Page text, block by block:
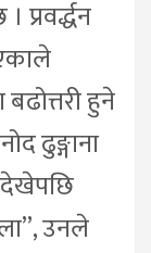
हुने
ढुङ्गाना
उनले